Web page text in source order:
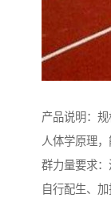
产品说明：
人体学原理
群力量要求：
自行配生、